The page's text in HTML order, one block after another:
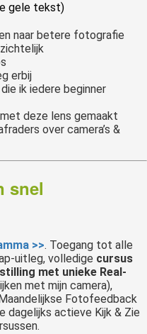
gele tekst)
naar betere fotografie
erbij
ik iedere beginner
deze lens gemaakt
over camera’s &
snel
>>. Toegang tot alle
uitleg, volledige cursus
met unieke Real-
met mijn camera),
Fotofeedback
dagelijks actieve Kijk & Zie